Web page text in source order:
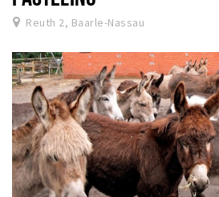
Reuth 2, Baarle-Nassau